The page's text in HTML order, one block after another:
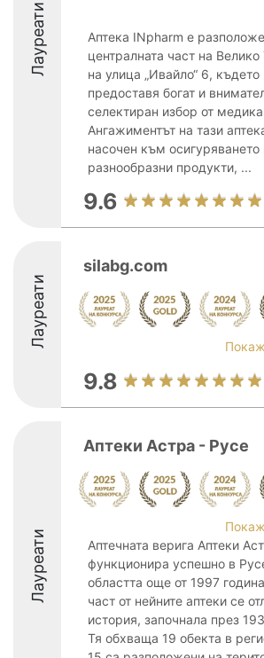
Лауреати
Аптека INpharm е
централната част на
на улица „Ивайло“ 6, където
предоставя богат и
селектиран избор от
Ангажиментът на тази
насочен към осигуряването
разнообразни продукти, ...
9.6
Лауреати
silabg.com
9.8
Лауреати
Аптеки Астра - Русе
Аптечната верига Аптеки
функционира успешно в
областта още от 1997
част от нейните аптеки се
история, започнала през
Тя обхваща 19 обекта в